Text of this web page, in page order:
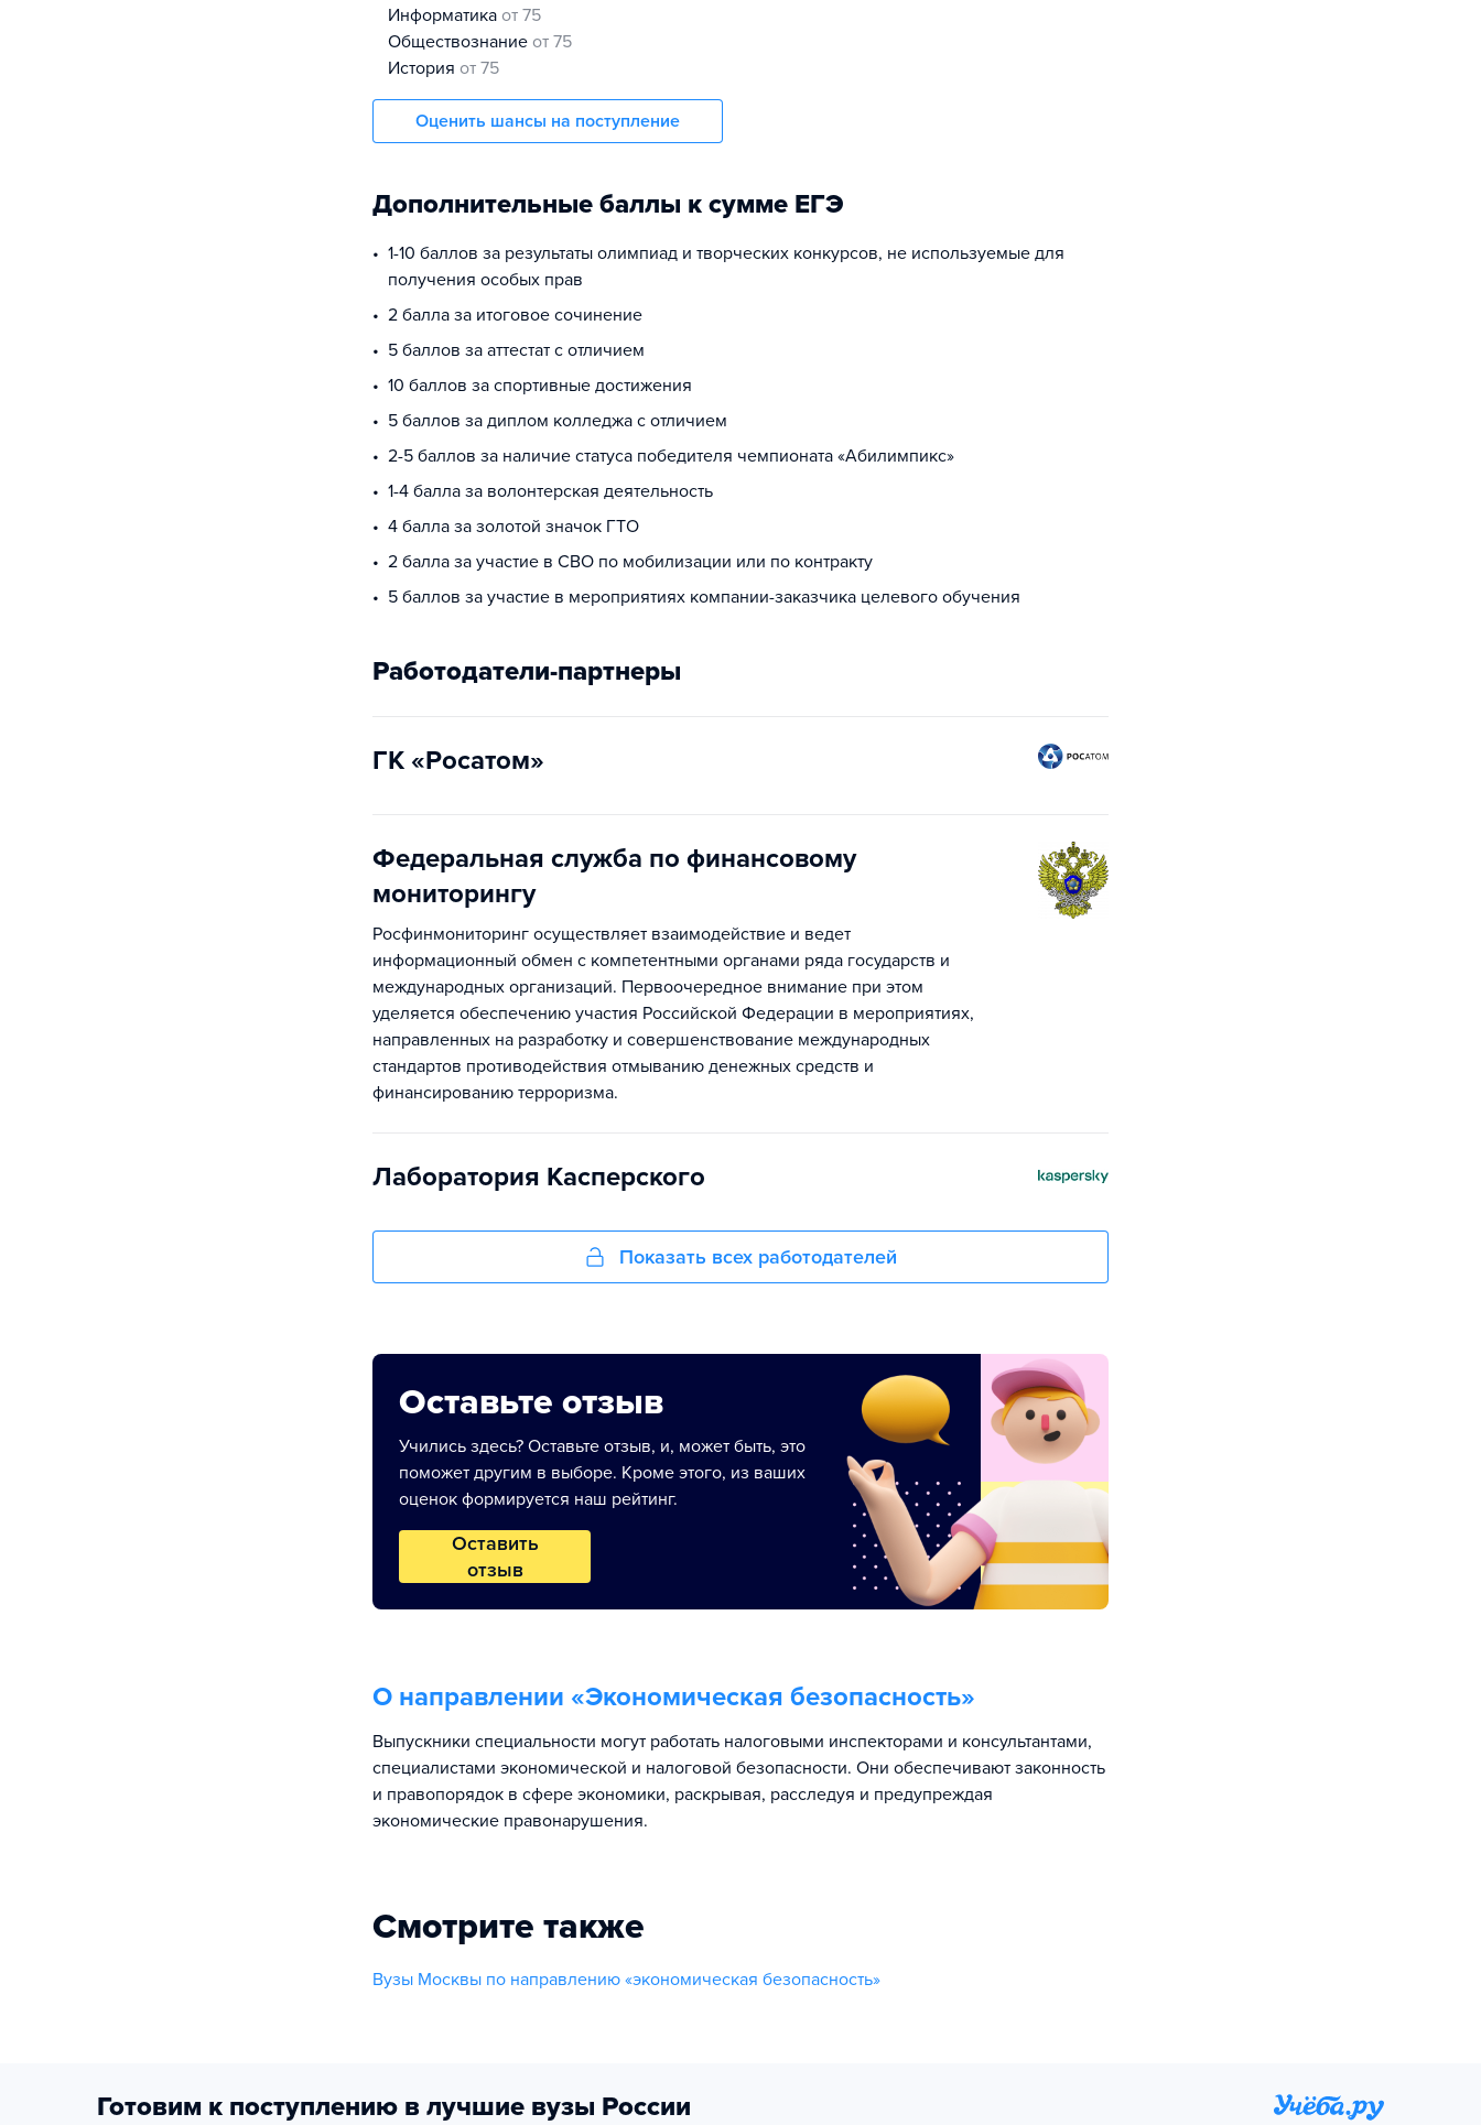
информатика от 75
обществознание от 75
история от 75
Оценить шансы на поступление
Дополнительные баллы к сумме ЕГЭ
1-10 баллов за результаты олимпиад и творческих конкурсов, не используемые для
получения особых прав
2 балла за итоговое сочинение
5 баллов за аттестат с отличием
10 баллов за спортивные достижения
5 баллов за диплом колледжа с отличием
2-5 баллов за наличие статуса победителя чемпионата «Абилимпикс»
1-4 балла за волонтерская деятельность
4 балла за золотой значок ГТО
2 балла за участие в СВО по мобилизации или по контракту
5 баллов за участие в мероприятиях компании-заказчика целевого обучения
Работодатели-партнеры
ГК «Росатом»
Федеральная служба по финансовому
мониторингу
Росфинмониторинг осуществляет взаимодействие и ведет
информационный обмен с компетентными органами ряда государств и
международных организаций. Первоочередное внимание при этом
уделяется обеспечению участия Российской Федерации в мероприятиях,
направленных на разработку и совершенствование международных
стандартов противодействия отмыванию денежных средств и
финансированию терроризма.
Лаборатория Касперского
Показать всех работодателей
Оставьте отзыв
Учились здесь? Оставьте отзыв, и, может быть, это
поможет другим в выборе. Кроме этого, из ваших
оценок формируется наш рейтинг.
Оставить
отзыв
О направлении «Экономическая безопасность»
Выпускники специальности могут работать налоговыми инспекторами и консультантами,
специалистами экономической и налоговой безопасности. Они обеспечивают законность
и правопорядок в сфере экономики, раскрывая, расследуя и предупреждая
экономические правонарушения.
Смотрите также
Вузы Москвы по направлению «экономическая безопасность»
Готовим к поступлению в лучшие вузы России